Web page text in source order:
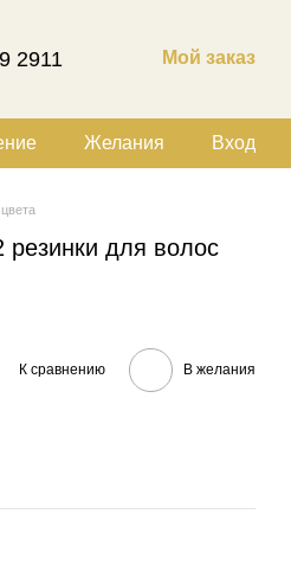
2911 Мой заказ
Желания Вход
для волос
К сравнению В желания